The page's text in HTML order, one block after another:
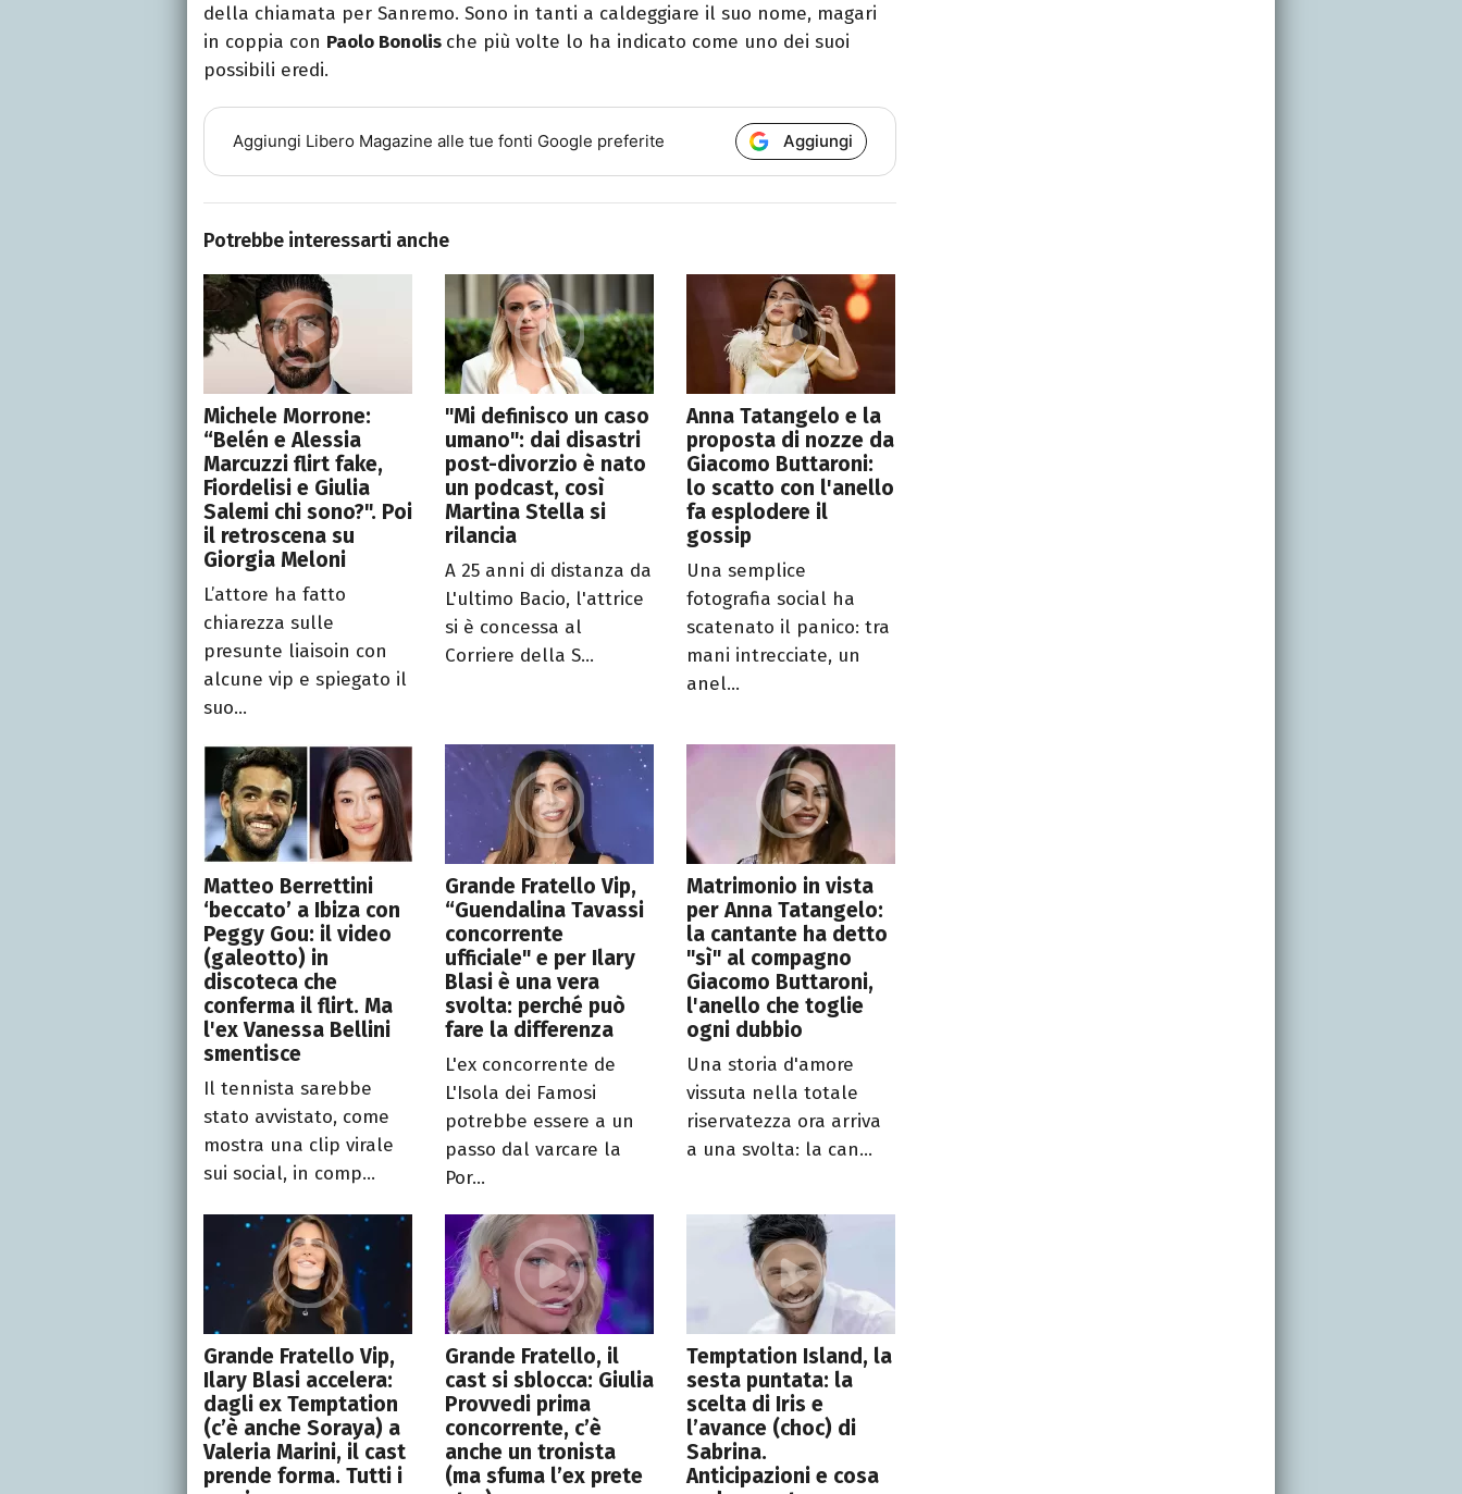
della chiamata per Sanremo. Sono in tanti a caldeggiare il suo nome, magari
in coppia con Paolo Bonolis che più volte lo ha indicato come uno dei suoi
possibili eredi.
Aggiungi Libero Magazine alle tue fonti Google preferite Aggiungi
Potrebbe interessarti anche
Michele Morrone:
“Belén e Alessia
Marcuzzi flirt fake,
Fiordelisi e Giulia
Salemi chi sono?". Poi
il retroscena su
Giorgia Meloni
L’attore ha fatto
chiarezza sulle
presunte liaisoin con
alcune vip e spiegato il
suo...
"Mi definisco un caso
umano": dai disastri
post-divorzio è nato
un podcast, così
Martina Stella si
rilancia
A 25 anni di distanza da
L'ultimo Bacio, l'attrice
si è concessa al
Corriere della S...
Anna Tatangelo e la
proposta di nozze da
Giacomo Buttaroni:
lo scatto con l'anello
fa esplodere il
gossip
Una semplice
fotografia social ha
scatenato il panico: tra
mani intrecciate, un
anel...
Matteo Berrettini
‘beccato’ a Ibiza con
Peggy Gou: il video
(galeotto) in
discoteca che
conferma il flirt. Ma
l'ex Vanessa Bellini
smentisce
Il tennista sarebbe
stato avvistato, come
mostra una clip virale
sui social, in comp...
Grande Fratello Vip,
“Guendalina Tavassi
concorrente
ufficiale" e per Ilary
Blasi è una vera
svolta: perché può
fare la differenza
L'ex concorrente de
L'Isola dei Famosi
potrebbe essere a un
passo dal varcare la
Por...
Matrimonio in vista
per Anna Tatangelo:
la cantante ha detto
"sì" al compagno
Giacomo Buttaroni,
l'anello che toglie
ogni dubbio
Una storia d'amore
vissuta nella totale
riservatezza ora arriva
a una svolta: la can...
Grande Fratello Vip,
Ilary Blasi accelera:
dagli ex Temptation
(c’è anche Soraya) a
Valeria Marini, il cast
prende forma. Tutti i
Grande Fratello, il
cast si sblocca: Giulia
Provvedi prima
concorrente, c’è
anche un tronista
(ma sfuma l’ex prete
Temptation Island, la
sesta puntata: la
scelta di Iris e
l’avance (choc) di
Sabrina.
Anticipazioni e cosa